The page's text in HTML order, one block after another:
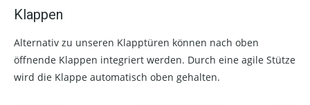
Klappen
Alternativ zu unseren Klapptüren können nach oben
öffnende Klappen integriert werden. Durch eine agile Stütze
wird die Klappe automatisch oben gehalten.